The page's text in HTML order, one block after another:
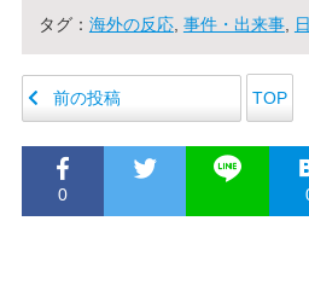
タグ： 海外の反応, 事件・出来事,
前の投稿 TOP
0